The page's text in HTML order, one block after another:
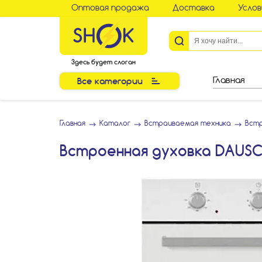
Оптовая продажа Доставка
Здесь будет слоган
Все категории Главная
Главная Каталог Встраиваемая техника
Встроенная духовка